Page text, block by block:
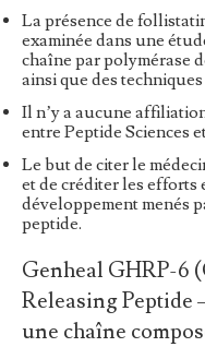
La présence de
examinée dans une
chaîne par polymérase
ainsi que des
Il n’y a aucune
entre Peptide Sciences
Le but de citer le
et de créditer les efforts
développement menés
peptide.
Genheal GHRP-6
Releasing Peptide
une chaîne